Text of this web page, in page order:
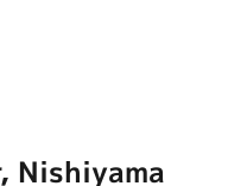
Nishiyama